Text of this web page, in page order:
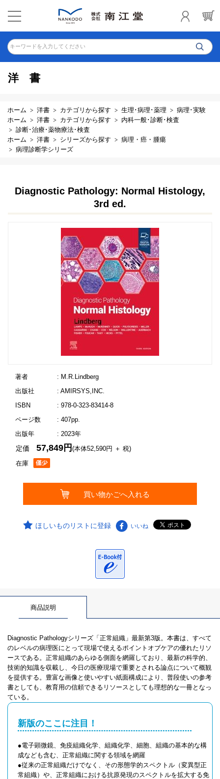
キーワードを入力してください
洋書
ホーム 洋書 カテゴリから探す 生理･病理･薬理
病理･実験
ホーム
洋書 カテゴリから探す
内科一般･診断･検査
診断･治療･薬物療法･検査
ホーム
洋書 シリーズから探す
病理・癌・腫瘍
病理診断学シリーズ
Diagnostic Pathology: Normal Histology,
3rd ed.
著者
: M.R.Lindberg
出版社
: AMIRSYS,INC.
ISBN
: 978-0-323-83414-8
ページ数
: 407pp.
出版年
: 2023年
在庫
定価57,849円(本体52,590円 ＋ 税)
ほしいものリストに登録 いいね
商品説明
Diagnostic Pathologyシリーズ「正常組織」最新第3版。本書は、すべて
のレベルの病理医にとって現場で使えるポイントオブケアの優れたリソ
ースである。正常組織のあらゆる側面を網羅しており、最新の科学的、
技術的知識を収載し、今日の医療現場で重要とされる論点について概観
を提供する。豊富な画像と使いやすい紙面構成により、普段使いの参考
書としても、教育用の信頼できるリソースとしても理想的な一冊となっ
ている。
新版のここに注目！
●電子顕微鏡、免疫組織化学、組織化学、細胞、組織の基本的な構
成なども含む、正常組織に関する領域を網羅
●従来の正常組織だけでなく、その形態学的スペクトル（変異型正
常組織）や、正常組織における抗原発現のスペクトルを拡大する免